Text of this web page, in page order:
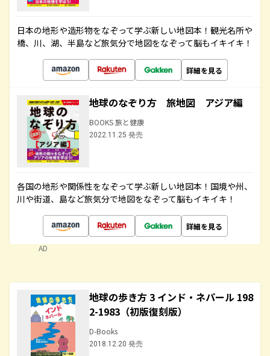
日本の地形や造形物をなぞって学ぶ新しい地図本！観光名所や
橋、川、湖、半島など旅気分で地図をなぞって脳もイキイキ！
詳細を見る
地球のなぞり方 旅地図 アジア編
BOOKS 旅と健康
2022.11.25 発売
各国の地形や関係性をなぞって学ぶ新しい地図本！国境や州、
川や街道、島など旅気分で地図をなぞって脳もイキイキ！
詳細を見る
AD
地球の歩き方 3 インド・ネパール 198
2-1983（初版復刻版）
D-Books
2018.12.20 発売